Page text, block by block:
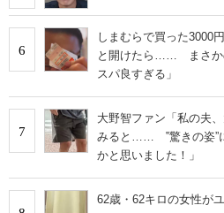
6
しまむらで買った3000
と開けたら…… まさか
スパ良すぎる」
7
大野智ファン「私の夫
みると…… ‟驚きの姿”
かと思いました！」
62歳・62キロの女性が